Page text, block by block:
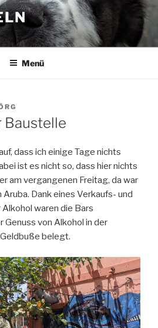
Menü
Baustelle
dass ich einige Tage nichts
ist es nicht so, dass hier nichts
am vergangenen Freitag, da war
Dank eines Verkaufs- und
waren die Bars
Genuss von Alkohol in der
belegt.